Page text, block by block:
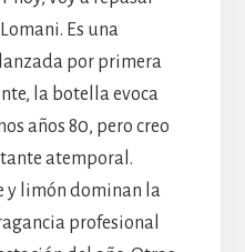
Es una
por primera
la botella evoca
años 80, pero creo
atemporal.
y limón dominan la
profesional